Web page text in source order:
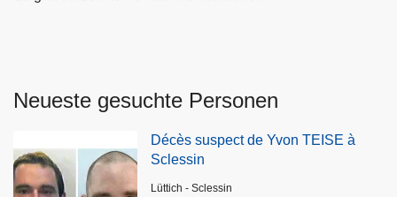
Neueste gesuchte Personen
Décès suspect de Yvon TEISE à
Sclessin
Standort
Lüttich - Sclessin